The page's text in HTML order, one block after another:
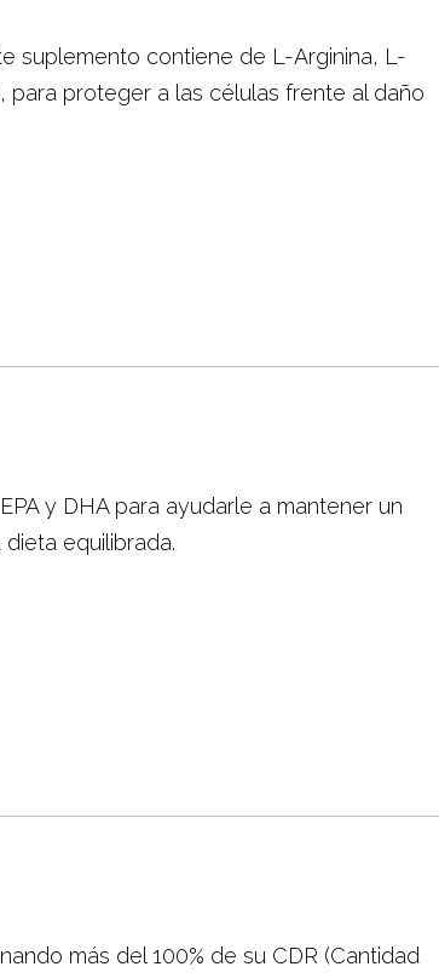
suplemento contiene de L-Arginina, L-
para proteger a las células frente al daño
y DHA para ayudarle a mantener un
equilibrada.
más del 100% de su CDR (Cantidad